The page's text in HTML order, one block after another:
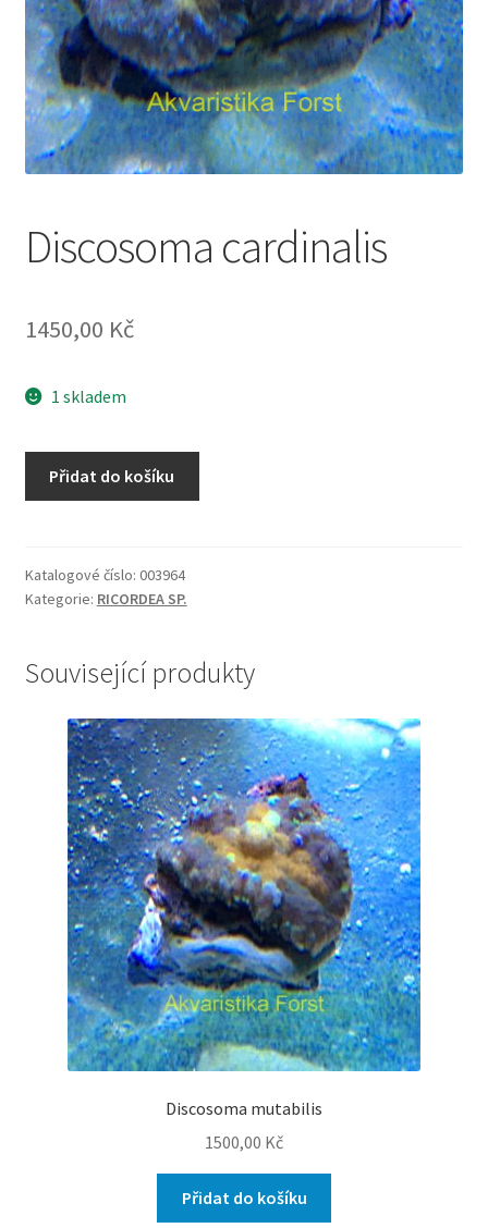
Discosoma cardinalis
1450,00 Kč
1 skladem
Discosoma
Přidat do košíku
Katalogové číslo: 003964
Kategorie: RICORDEA SP.
Související produkty
Discosoma mutabilis
1500,00 Kč
Přidat do košíku